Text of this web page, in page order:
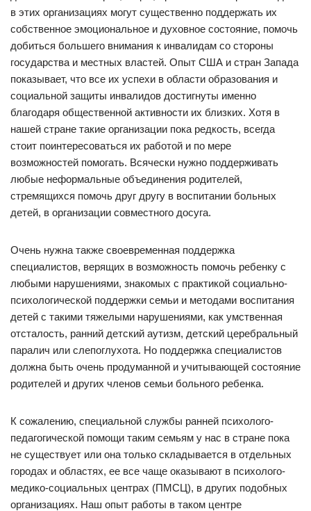
в этих организациях могут существенно поддержать их
собственное эмоциональное и духовное состояние, помочь
добиться большего внимания к инвалидам со стороны
государства и местных властей. Опыт США и стран Запада
показывает, что все их успехи в области образования и
социальной защиты инвалидов достигнуты именно
благодаря общественной активности их близких. Хотя в
нашей стране такие организации пока редкость, всегда
стоит поинтересоваться их работой и по мере
возможностей помогать. Всячески нужно поддерживать
любые неформальные объединения родителей,
стремящихся помочь друг другу в воспитании больных
детей, в организации совместного досуга.
Очень нужна также своевременная поддержка
специалистов, верящих в возможность помочь ребенку с
любыми нарушениями, знакомых с практикой социально-
психологической поддержки семьи и методами воспитания
детей с такими тяжелыми нарушениями, как умственная
отсталость, ранний детский аутизм, детский церебральный
паралич или слепоглухота. Но поддержка специалистов
должна быть очень продуманной и учитывающей состояние
родителей и других членов семьи больного ребенка.
К сожалению, специальной службы ранней психолого-
педагогической помощи таким семьям у нас в стране пока
не существует или она только складывается в отдельных
городах и областях, ее все чаще оказывают в психолого-
медико-социальных центрах (ПМСЦ), в других подобных
организациях. Наш опыт работы в таком центре